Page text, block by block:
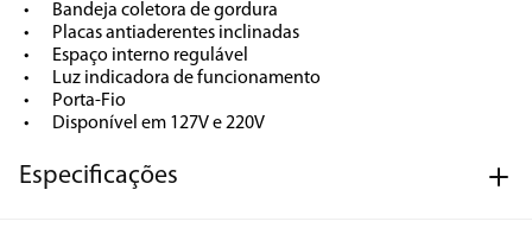
•	Bandeja coletora de gordura
•	Placas antiaderentes inclinadas
•	Espaço interno regulável
•	Luz indicadora de funcionamento
•	Porta-Fio
•	Disponível em 127V e 220V
Especificações